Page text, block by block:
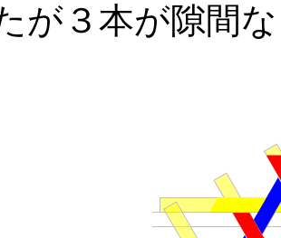
が３本が隙間